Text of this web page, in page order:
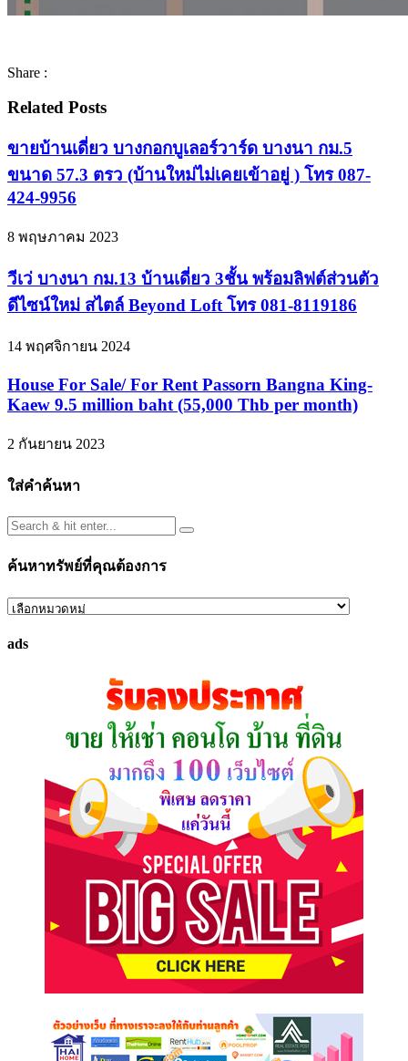
Share :
Related Posts
ขายบ้านเดี่ยว บางกอกบูเลอร์วาร์ด บางนา กม.5
ขนาด 57.3 ตรว (บ้านใหม่ไม่เคยเข้าอยู่ ) โทร 087-
424-9956
8 พฤษภาคม 2023
วีเว่ บางนา กม.13 บ้านเดี่ยว 3ชั้น พร้อมลิฟต์ส่วนตัว
ดีไซน์ใหม่ สไตล์ Beyond Loft โทร 081-8119186
14 พฤศจิกายน 2024
House For Sale/ For Rent Passorn Bangna King-
Kaew 9.5 million baht (55,000 Thb per month)
2 กันยายน 2023
ใส่คำค้นหา
ค้นหาทรัพย์ที่คุณต้องการ
ค้นหา
ที่
ads